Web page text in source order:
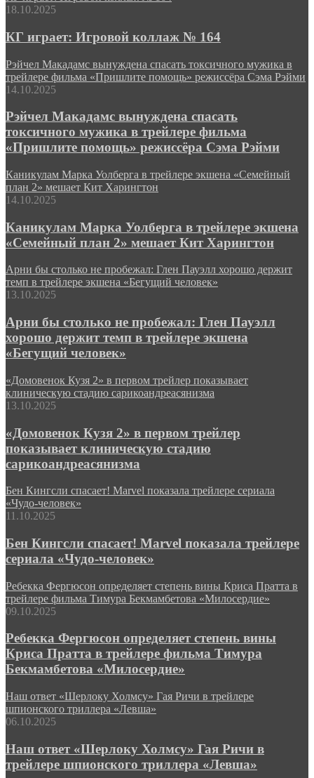
18.10.2025
КГ играет: Игровой коллаж № 164
Рэйчел Макадамс вынуждена спасать токсичного мужика в
трейлере фильма «Пришлите помощь» режиссёра Сэма Рэйми
14.10.2025
Рэйчел Макадамс вынуждена спасать
токсичного мужика в трейлере фильма
«Пришлите помощь» режиссёра Сэма Рэйми
Каникулам Марка Уолберга в трейлере экшена «Семейный
план 2» мешает Кит Харингтон
14.10.2025
Каникулам Марка Уолберга в трейлере экшена
«Семейный план 2» мешает Кит Харингтон
Арни бы столько не пробежал: Глен Пауэлл хорошо держит
темп в трейлере экшена «Бегущий человек»
13.10.2025
Арни бы столько не пробежал: Глен Пауэлл
хорошо держит темп в трейлере экшена
«Бегущий человек»
«Домовенок Кузя 2» в первом трейлер показывает
клиническую стадию сарикоандреасянизма
13.10.2025
«Домовенок Кузя 2» в первом трейлер
показывает клиническую стадию
сарикоандреасянизма
Бен Кингсли спасает! Marvel показала трейлере сериала
«Чудо-человек»
11.10.2025
Бен Кингсли спасает! Marvel показала трейлере
сериала «Чудо-человек»
Ребекка Фергюсон определяет степень вины Криса Пратта в
трейлере фильма Тимура Бекмамбетова «Милосердие»
09.10.2025
Ребекка Фергюсон определяет степень вины
Криса Пратта в трейлере фильма Тимура
Бекмамбетова «Милосердие»
Наш ответ «Шерлоку Холмсу» Гая Ричи в трейлере
шпионского триллера «Левша»
06.10.2025
Наш ответ «Шерлоку Холмсу» Гая Ричи в
трейлере шпионского триллера «Левша»